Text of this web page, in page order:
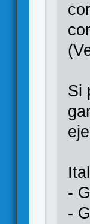
Si
-
-